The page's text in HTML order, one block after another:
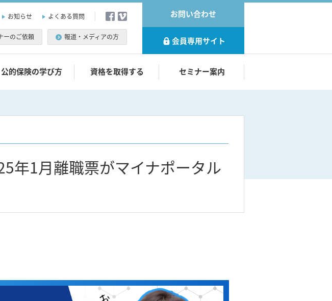
公的保険の学び方 資格を取得する セミナー案内
お知らせ よくある質問
ーのご依頼 報道・メディアの方
お問い合わせ
会員専用サイト
年1月離職票がマイナポータル